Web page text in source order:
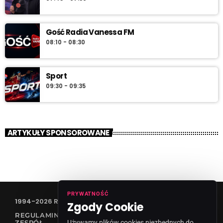
Gość Radia Vanessa FM
08:10 - 08:30
Sport
09:30 - 09:35
ARTYKUŁY SPONSOROWANE
1994-2026 RADIO VANESSA SPÓŁKA Z O.O
REGULAMIN KONKURSÓW
PRYWATNOŚĆ
Zgody Cookie